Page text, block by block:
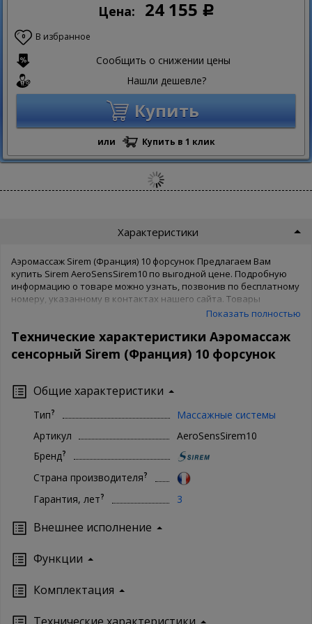
Цена: 24 155 Р
0 В избранное
Сообщить о снижении цены
Нашли дешевле?
Купить
или Купить в 1 клик
Характеристики
Аэромассаж Sirem (Франция) 10 форсунок Предлагаем Вам
купить Sirem AeroSensSirem10 по выгодной цене. Подробную
информацию о товаре можно узнать, позвонив по бесплатному
номеру, указанному в контактах нашего сайта. Товары
производителя известны во всем мире, поэтому Sirem
гарантией. Чтобы купить Sirem AeroSensSirem10 в нашем
интернет магазине, Вам достаточно оформить заказ онлайн на
сайте. Доступны как полная форма оформления, так и заказ в 1
Показать полностью
Технические характеристики Аэромассаж
сенсорный Sirem (Франция) 10 форсунок
Общие характеристики
Тип?
Массажные системы
Артикул
AeroSensSirem10
Бренд?
Страна производителя?
Гарантия, лет? 3
Внешнее исполнение
Функции
Комплектация